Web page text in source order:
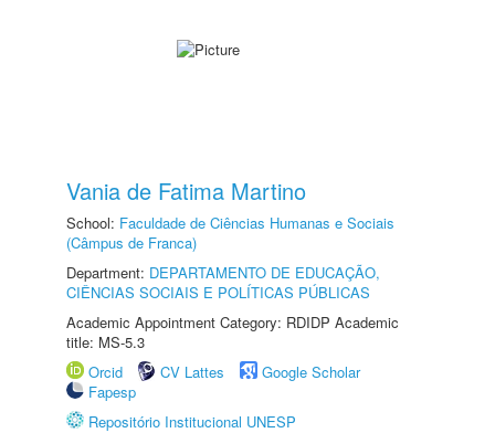
Vania de Fatima Martino
School: Faculdade de Ciências Humanas e Sociais
(Câmpus de Franca)
Department: DEPARTAMENTO DE EDUCAÇÃO,
CIÊNCIAS SOCIAIS E POLÍTICAS PÚBLICAS
Academic Appointment Category: RDIDP Academic
title: MS-5.3
Orcid
CV Lattes
Google Scholar
Fapesp
Repositório Institucional UNESP